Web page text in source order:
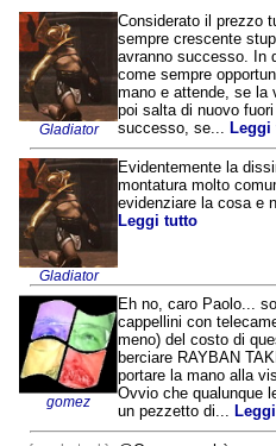
Gladiator
Considerato il prezzo
sempre crescente
avranno successo. In
come sempre
mano e attende, se la
poi salta di nuovo
successo, se... Leggi
Gladiator
Evidentemente la
montatura molto
evidenziare la cosa e
Leggi tutto
gomez
Eh no, caro Paolo...
cappellini con
meno) del costo di
berciare RAYBAN
portare la mano alla
Ovvio che qualunque
un pezzetto di...